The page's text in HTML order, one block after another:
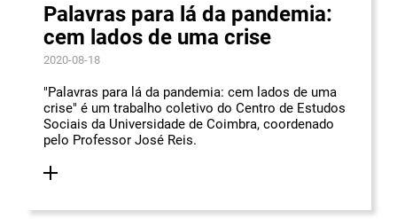
Palavras para lá da pandemia:
cem lados de uma crise
2020-08-18
"Palavras para lá da pandemia: cem lados de uma
crise" é um trabalho coletivo do Centro de Estudos
Sociais da Universidade de Coimbra, coordenado
pelo Professor José Reis.